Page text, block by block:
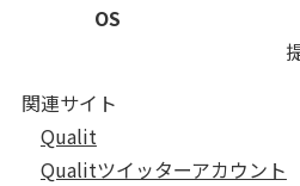
OS
関連サイト
Qualit
Qualitツイッターアカウント